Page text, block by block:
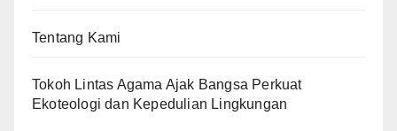
Tentang Kami
Tokoh Lintas Agama Ajak Bangsa Perkuat
Ekoteologi dan Kepedulian Lingkungan